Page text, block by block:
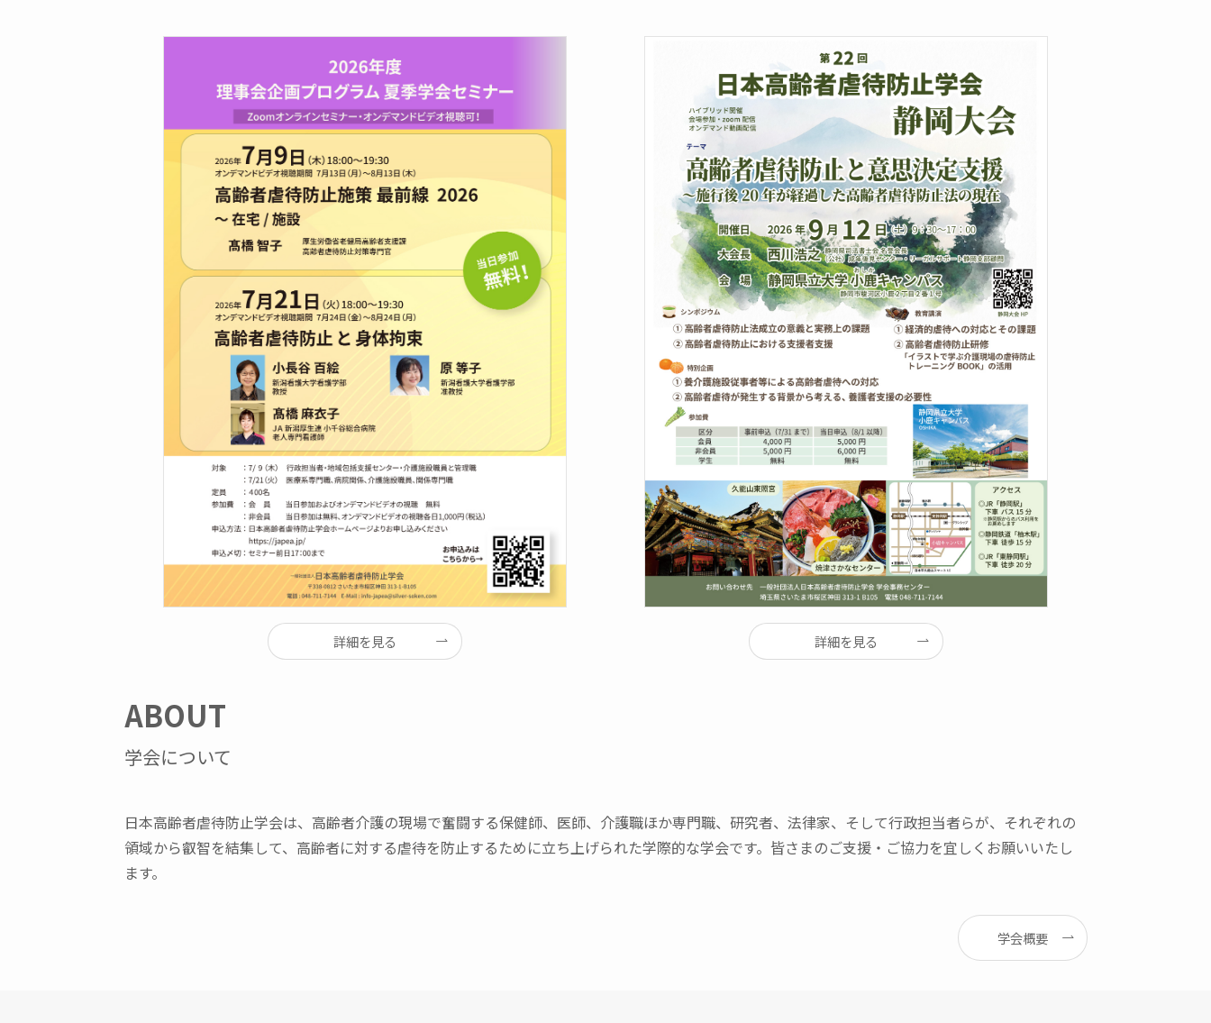
詳細を見る 詳細を見る
ABOUT
学会について
日本高齢者虐待防止学会は、高齢者介護の現場で奮闘する保健師、医師、介護職ほか専門職、研究者、法律家、そして行政担当者らが、それぞれの
領域から叡智を結集して、高齢者に対する虐待を防止するために立ち上げられた学際的な学会です。皆さまのご支援・ご協力を宜しくお願いいたし
ます。
学会概要